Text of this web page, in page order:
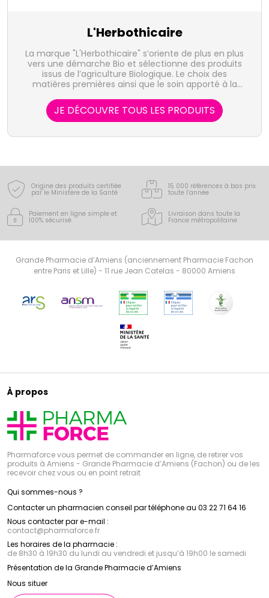
L'Herbothicaire
La marque "L'Herbothicaire" s’oriente de plus en plus
vers une démarche Bio et sélectionne des produits
issus de l’agriculture Biologique. Le choix des
matières premières ainsi que le soin apporté à la
irréprochable. La gamme proposée se présente sous
différentes formes : les plantes bio en gélules
végétales, les plantes bio en ampoules, les huiles bio
en capsules marines et les spécifiques. Les
d’origine Bio sans ajout d’agents de compression, et
JE DÉCOUVRE TOUS LES PRODUITS
Origine des produits certifiée
par le Ministère de la Santé
15 000 références à bas prix
toute l’année
Paiement en ligne simple et
100% sécurisé
Livraison dans toute la
France métropolitaine
Grande Pharmacie d’Amiens (anciennement Pharmacie Fachon
entre Paris et Lille) - 11 rue Jean Catelas - 80000 Amiens
À propos
Pharmaforce vous permet de commander en ligne, de retirer vos
produits à Amiens - Grande Pharmacie d’Amiens (Fachon) ou de les
recevoir chez vous ou en point retrait
Qui sommes-nous ?
Contacter un pharmacien conseil par téléphone au 03 22 71 64 16
Nous contacter par e-mail :
contact@pharmaforce.fr
Les horaires de la pharmacie :
de 8h30 à 19h30 du lundi au vendredi et jusqu’à 19h00 le samedi
Présentation de la Grande Pharmacie d’Amiens
Nous situer